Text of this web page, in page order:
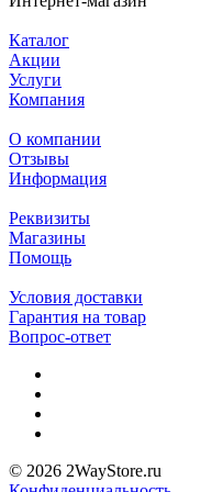
Каталог
Акции
Услуги
Компания
О компании
Отзывы
Информация
Реквизиты
Магазины
Помощь
Условия доставки
Гарантия на товар
Вопрос-ответ
© 2026 2WayStore.ru